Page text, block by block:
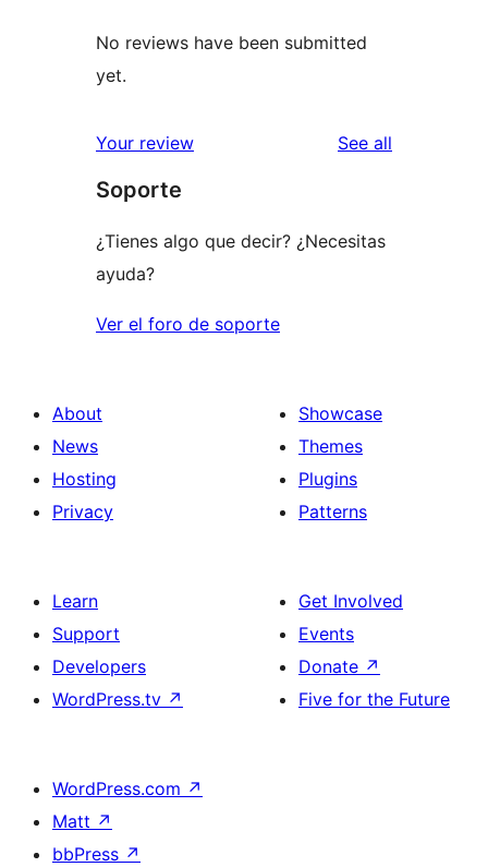
No reviews have been submitted
yet.
Your review See all
Soporte
¿Tienes algo que decir? ¿Necesitas
ayuda?
Ver el foro de soporte
About
News
Hosting
Privacy
Showcase
Themes
Plugins
Patterns
Learn
Support
Developers
WordPress.tv ↗
Get Involved
Events
Donate ↗
Five for the Future
WordPress.com ↗
Matt ↗
bbPress ↗